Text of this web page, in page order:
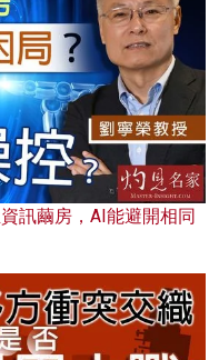
訊繭房，AI能避開相同